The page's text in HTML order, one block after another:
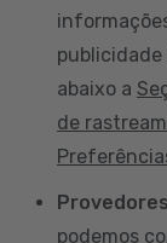
abaixo a
de
podemos